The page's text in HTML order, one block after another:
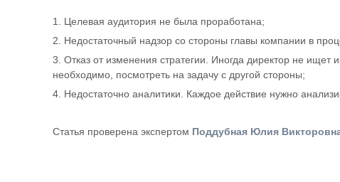
Целевая аудитория не была проработана;
Недостаточный надзор со стороны главы компании в
Отказ от изменения стратегии. Иногда директор не
необходимо, посмотреть на задачу с другой стороны;
Недостаточно аналитики. Каждое действие нужно
Статья проверена экспертом Поддубная Юлия